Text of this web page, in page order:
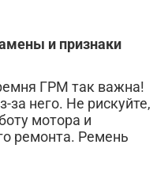
и признаки
ГРМ так важна!
за него. Не рискуйте,
мотора и
ремонта. Ремень